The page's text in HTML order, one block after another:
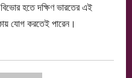
হতে দক্ষিণ ভারতের এই
যোগ করতেই পারেন।